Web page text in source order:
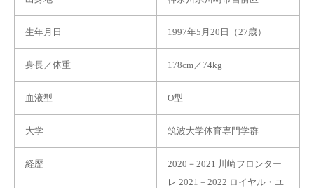
生年月日 1997年5月20日（27歳）
身長／体重 178cm／74kg
血液型 O型
大学 筑波大学体育専門学群
経歴
2020－2021 川崎フロンター
レ 2021－2022 ロイヤル・ユ